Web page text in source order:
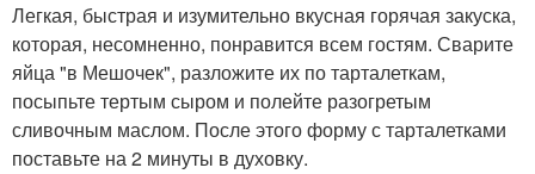
Легкая, быстрая и изумительно вкусная горячая закуска,
которая, несомненно, понравится всем гостям. Сварите
яйца "в Мешочек", разложите их по тарталеткам,
посыпьте тертым сыром и полейте разогретым
сливочным маслом. После этого форму с тарталетками
поставьте на 2 минуты в духовку.